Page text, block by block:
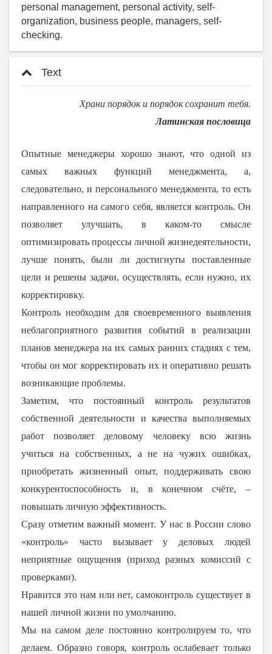
personal management, personal activity, self-
organization, business people, managers, self-
checking.
Text
Храни порядок и порядок сохранит тебя.
Латинская пословица
Опытные менеджеры хорошо знают, что одной из
самых важных функций менеджмента, а,
следовательно, и персонального менеджмента, то есть
направленного на самого себя, является контроль. Он
позволяет улучшать, в каком-то смысле
оптимизировать процессы личной жизнедеятельности,
лучше понять, были ли достигнуты поставленные
цели и решены задачи, осуществлять, если нужно, их
корректировку.
Контроль необходим для своевременного выявления
неблагоприятного развития событий в реализации
планов менеджера на их самых ранних стадиях с тем,
чтобы он мог корректировать их и оперативно решать
возникающие проблемы.
Заметим, что постоянный контроль результатов
собственной деятельности и качества выполняемых
работ позволяет деловому человеку всю жизнь
учиться на собственных, а не на чужих ошибках,
приобретать жизненный опыт, поддерживать свою
конкурентоспособность и, в конечном счёте, –
повышать личную эффективность.
Сразу отметим важный момент. У нас в России слово
«контроль» часто вызывает у деловых людей
неприятные ощущения (приход разных комиссий с
проверками).
Нравится это нам или нет, самоконтроль существует в
нашей личной жизни по умолчанию.
Мы на самом деле постоянно контролируем то, что
делаем. Образно говоря, контроль ослабевает только